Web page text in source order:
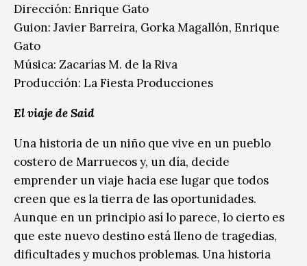
Dirección: Enrique Gato
Guion: Javier Barreira, Gorka Magallón, Enrique
Gato
Música: Zacarías M. de la Riva
Producción: La Fiesta Producciones
El viaje de Said
Una historia de un niño que vive en un pueblo
costero de Marruecos y, un día, decide
emprender un viaje hacia ese lugar que todos
creen que es la tierra de las oportunidades.
Aunque en un principio así lo parece, lo cierto es
que este nuevo destino está lleno de tragedias,
dificultades y muchos problemas. Una historia